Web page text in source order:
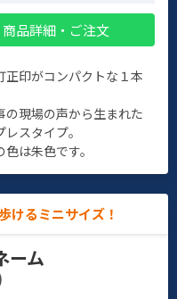
商品詳細・ご注文
正印がコンパクトな１本
の現場の声から生まれた
スタイプ。
は朱色です。
けるミニサイズ！
ーム